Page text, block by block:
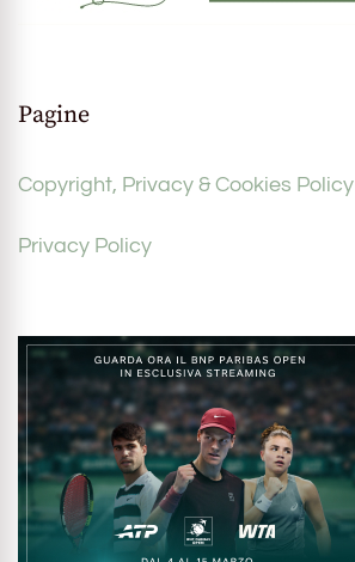
Pagine
Copyright, Privacy & Cookies Policy
Privacy Policy